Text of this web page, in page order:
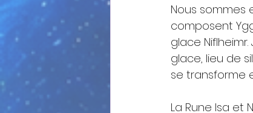
Aventures avec les
Nous sommes
composent
glace
glace, lieu de
se transforme
La Rune Isa et